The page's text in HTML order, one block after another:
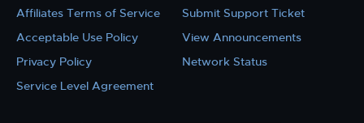
Affiliates Terms of Service
Acceptable Use Policy
Privacy Policy
Service Level Agreement
Submit Support Ticket
View Announcements
Network Status